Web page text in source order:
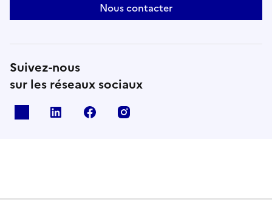
Nous contacter
Suivez-nous
sur les réseaux sociaux
Linkedin Facebook